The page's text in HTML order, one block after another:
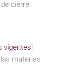
cierre.
vigentes!
materias